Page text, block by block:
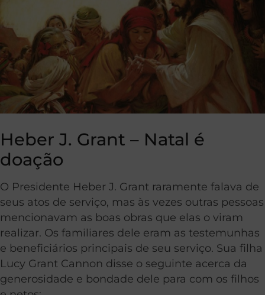
Heber J. Grant – Natal é
doação
O Presidente Heber J. Grant raramente falava de
seus atos de serviço, mas às vezes outras pessoas
mencionavam as boas obras que elas o viram
realizar. Os familiares dele eram as testemunhas
e beneficiários principais de seu serviço. Sua filha
Lucy Grant Cannon disse o seguinte acerca da
generosidade e bondade dele para com os filhos